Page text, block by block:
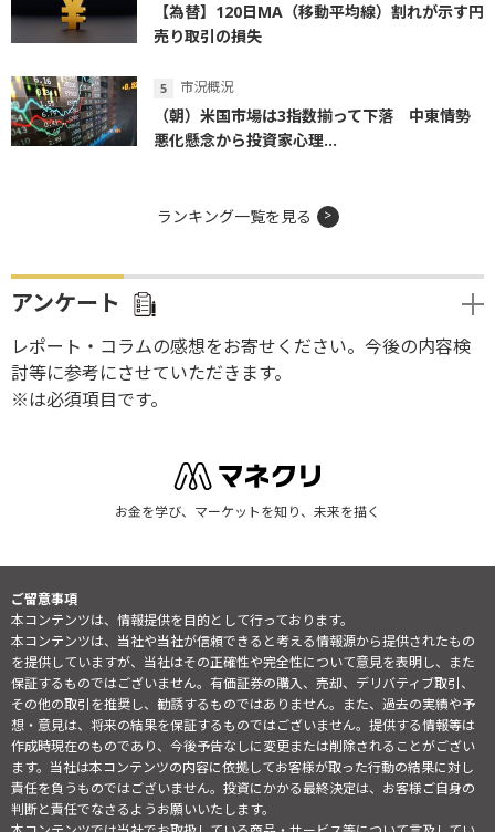
【為替】120日MA（移動平均線）割れが示す円
売り取引の損失
市況概況
（朝）米国市場は3指数揃って下落 中東情勢
悪化懸念から投資家心理...
ランキング一覧を見る
アンケート
レポート・コラムの感想をお寄せください。今後の内容検
討等に参考にさせていただきます。
※は必須項目です。
お金を学び、マーケットを知り、未来を描く
ご留意事項
本コンテンツは、情報提供を目的として行っております。
本コンテンツは、当社や当社が信頼できると考える情報源から提供されたもの
を提供していますが、当社はその正確性や完全性について意見を表明し、また
保証するものではございません。有価証券の購入、売却、デリバティブ取引、
その他の取引を推奨し、勧誘するものではありません。また、過去の実績や予
想・意見は、将来の結果を保証するものではございません。提供する情報等は
作成時現在のものであり、今後予告なしに変更または削除されることがござい
ます。当社は本コンテンツの内容に依拠してお客様が取った行動の結果に対し
責任を負うものではございません。投資にかかる最終決定は、お客様ご自身の
判断と責任でなさるようお願いいたします。